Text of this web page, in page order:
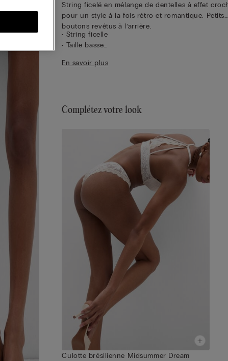
String ficelé en mélange de dentelles à effet
pour un style à la fois rétro et romantique. Petits
boutons revêtus à l’arrière.
• String ficelle
• Taille basse
• Coupe ajustée
En savoir plus
Complétez votre look
Culotte brésilienne Midsummer Dream